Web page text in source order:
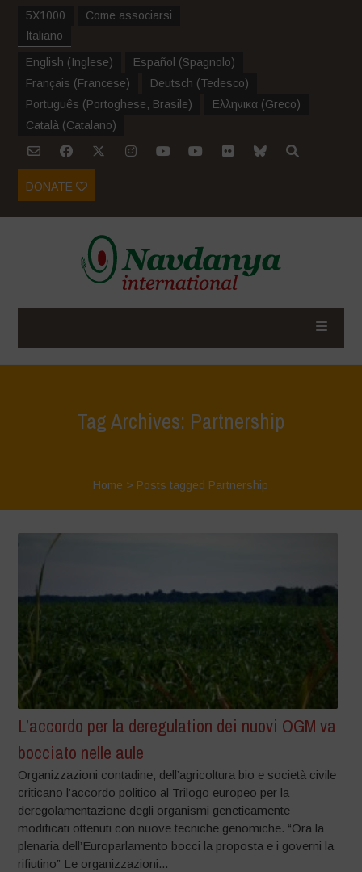
5X1000
Come associarsi
Italiano
English (Inglese) Español (Spagnolo)
Français (Francese) Deutsch (Tedesco)
Português (Portoghese, Brasile) Ελληνικα (Greco)
Català (Catalano)
DONATE
Tag Archives: Partnership
Home > Posts tagged Partnership
L’accordo per la deregulation dei nuovi OGM va
bocciato nelle aule
Organizzazioni contadine, dell’agricoltura bio e società civile
criticano l’accordo politico al Trilogo europeo per la
deregolamentazione degli organismi geneticamente
modificati ottenuti con nuove tecniche genomiche. “Ora la
plenaria dell’Europarlamento bocci la proposta e i governi la
rifiutino” Le organizzazioni...